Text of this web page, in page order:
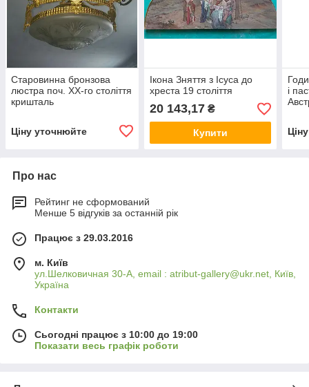
Старовинна бронзова
люстра поч. ХХ-го століття
кришталь
Ціну уточнюйте
Ікона Зняття з Ісуса до
хреста 19 століття
20 143,17₴
Купити
і
Про нас
Рейтинг не сформований
Менше 5 відгуків за останній рік
Працює з 29.03.2016
м. Київ
ул.Шелковичная 30-А, email : atribut-gallery@ukr.net, Київ,
Україна
Контакти
Сьогодні працює з 10:00 до 19:00
Показати весь графік роботи